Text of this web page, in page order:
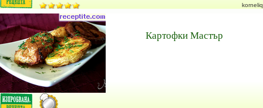
korneliq
Картофки Мастър